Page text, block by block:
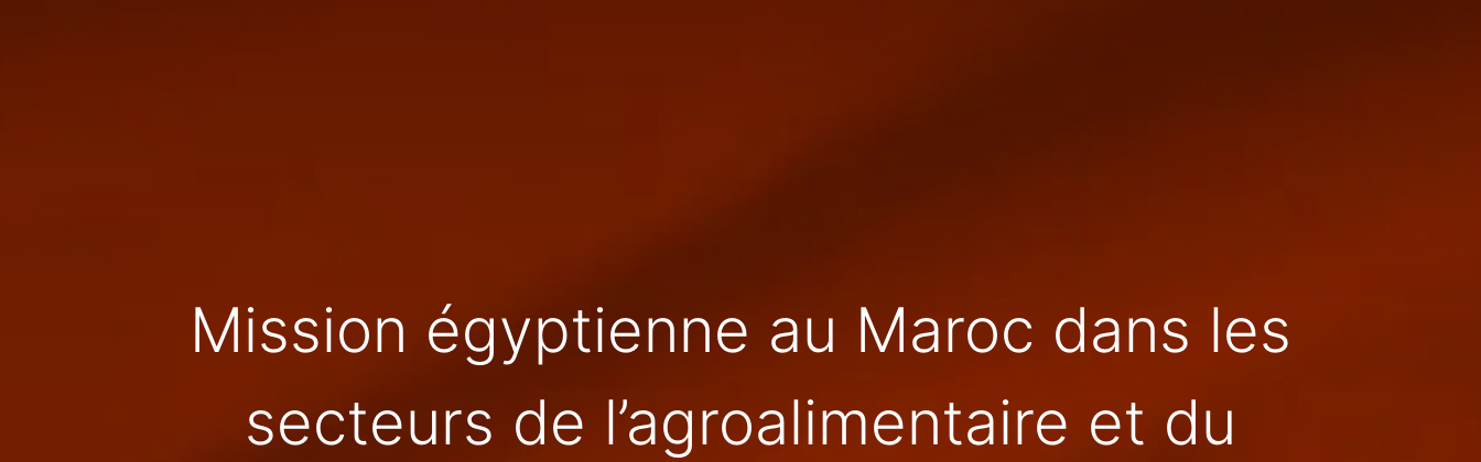
Mission égyptienne au Maroc dans les
secteurs de l’agroalimentaire et du